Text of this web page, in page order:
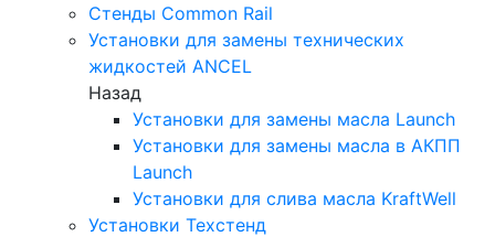
Стенды Common Rail
Установки для замены технических
жидкостей ANCEL
Назад
Установки для замены масла Launch
Установки для замены масла в АКПП
Launch
Установки для слива масла KraftWell
Установки Техстенд